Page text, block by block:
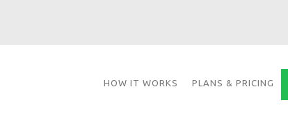
HOW IT WORKS PLANS & PRICING